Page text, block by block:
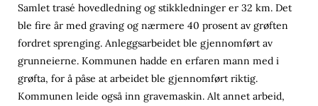
Samlet trasé hovedledning og stikkledninger er 32 km. Det
ble fire år med graving og nærmere 40 prosent av grøften
fordret sprenging. Anleggsarbeidet ble gjennomført av
grunneierne. Kommunen hadde en erfaren mann med i
grøfta, for å påse at arbeidet ble gjennomført riktig.
Kommunen leide også inn gravemaskin. Alt annet arbeid,